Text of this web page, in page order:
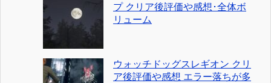
プ クリア後評価や感想･全体ボ
リューム
ウォッチドッグスレギオン クリ
ア後評価や感想 エラー落ちが多